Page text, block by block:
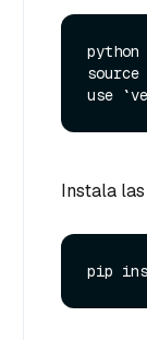
python
Instala